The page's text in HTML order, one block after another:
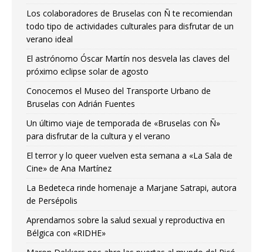
Los colaboradores de Bruselas con Ñ te recomiendan
todo tipo de actividades culturales para disfrutar de un
verano ideal
El astrónomo Óscar Martín nos desvela las claves del
próximo eclipse solar de agosto
Conocemos el Museo del Transporte Urbano de
Bruselas con Adrián Fuentes
Un último viaje de temporada de «Bruselas con Ñ»
para disfrutar de la cultura y el verano
El terror y lo queer vuelven esta semana a «La Sala de
Cine» de Ana Martínez
La Bedeteca rinde homenaje a Marjane Satrapi, autora
de Persépolis
Aprendamos sobre la salud sexual y reproductiva en
Bélgica con «RIDHE»